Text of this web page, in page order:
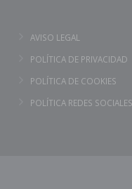
AVISO LEGAL
POLÍTICA DE PRIVACIDAD
POLÍTICA DE COOKIES
POLÍTICA REDES SOCIALES